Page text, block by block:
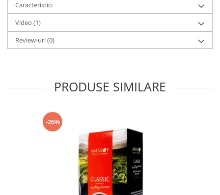
Caracteristici
Video (1)
Review-uri(0)
PRODUSE SIMILARE
-26%